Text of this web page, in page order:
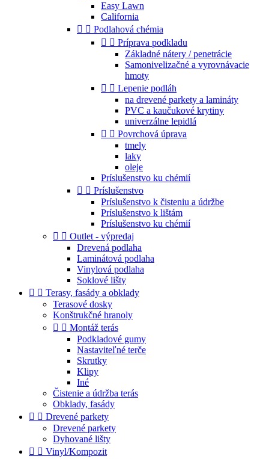
Easy Lawn
California
  Podlahová chémia
  Príprava podkladu
Základné nátery / penetrácie
Samonivelizačné a vyrovnávacie
hmoty
  Lepenie podláh
na drevené parkety a lamináty
PVC a kaučukové krytiny
univerzálne lepidlá
  Povrchová úprava
tmely
laky
oleje
Príslušenstvo ku chémií
  Príslušenstvo
Príslušenstvo k čisteniu a údržbe
Príslušenstvo k lištám
Príslušenstvo ku chémií
  Outlet - výpredaj
Drevená podlaha
Laminátová podlaha
Vinylová podlaha
Soklové lišty
  Terasy, fasády a obklady
Terasové dosky
Konštrukčné hranoly
  Montáž terás
Podkladové gumy
Nastaviteľné terče
Skrutky
Klipy
Iné
Čistenie a údržba terás
Obklady, fasády
  Drevené parkety
Drevené parkety
Dyhované lišty
  Vinyl/Kompozit